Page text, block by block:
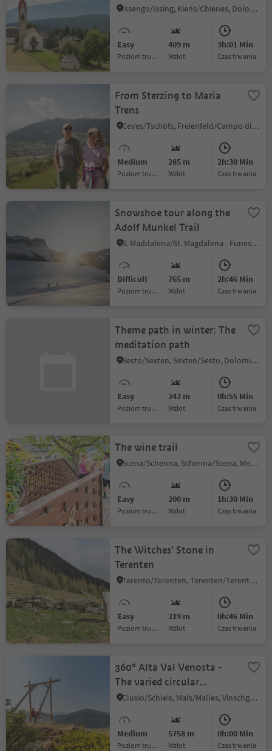
in Hofern
Issengo/Issing, Kiens/Chienes, Dolomites Region Kronplatz/Plan de Corones
Easy
Poziom trudności
409 m
Wzlot
3h:01 Min
czas trwania
From Sterzing to Maria
Trens
Ceves/Tschöfs, Freienfeld/Campo di Trens, Sterzing/Vipiteno and environs
Medium
Poziom trudności
285 m
Wzlot
2h:30 Min
czas trwania
Snowshoe tour along the
Adolf Munkel Trail
S. Maddalena/St. Magdalena - Funes/Villnöss, Villnöss/Funes, Dolomites Region Lüsen Villnöss
Difficult
Poziom trudności
765 m
Wzlot
2h:46 Min
czas trwania
Theme path in winter: The
meditation path
Sesto/Sexten, Sexten/Sesto, Dolomites Region 3 Zinnen
Easy
Poziom trudności
242 m
Wzlot
0h:55 Min
czas trwania
The wine trail
Scena/Schenna, Schenna/Scena, Meran/Merano and environs
Easy
Poziom trudności
200 m
Wzlot
1h:30 Min
czas trwania
The Witches' Stone in
Terenten
Terento/Terenten, Terenten/Terento, Brixen/Bressanone and environs
Easy
Poziom trudności
219 m
Wzlot
0h:46 Min
czas trwania
360° Alta Val Venosta -
The varied circular
adventure trail in the
Clusio/Schleis, Mals/Malles, Vinschgau/Val Venosta
Medium
Poziom trudności
5758 m
Wzlot
0h:00 Min
czas trwania